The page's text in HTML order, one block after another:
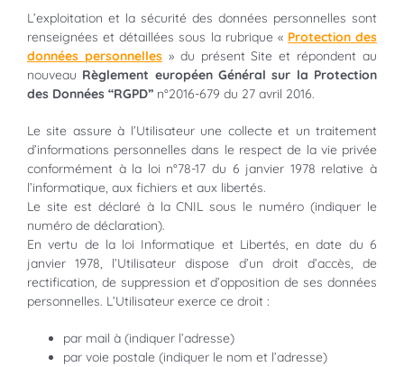
L’exploitation et la sécurité des données personnelles sont
renseignées et détaillées sous la rubrique « Protection des
données personnelles» du présent Site et répondent au
nouveau Règlement européen Général sur la Protection
des Données “RGPD” n°2016-679 du 27 avril 2016.
Le site assure à l’Utilisateur une collecte et un traitement
d’informations personnelles dans le respect de la vie privée
conformément à la loi n°78-17 du 6 janvier 1978 relative à
l’informatique, aux fichiers et aux libertés.
Le site est déclaré à la CNIL sous le numéro (indiquer le
numéro de déclaration).
En vertu de la loi Informatique et Libertés, en date du 6
janvier 1978, l’Utilisateur dispose d’un droit d’accès, de
rectification, de suppression et d’opposition de ses données
personnelles. L’Utilisateur exerce ce droit :
par mail à (indiquer l’adresse)
par voie postale (indiquer le nom et l’adresse)